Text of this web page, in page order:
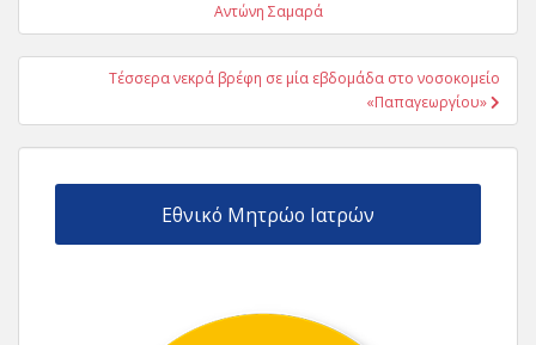
Αντώνη Σαμαρά
Τέσσερα νεκρά βρέφη σε μία εβδομάδα στο νοσοκομείο
«Παπαγεωργίου»
Εθνικό Μητρώο Ιατρών